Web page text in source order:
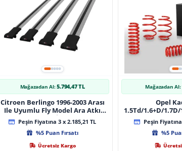
Mağazadan Al: 5.794,47 TL
Citroen Berlingo 1996-2003 Arası
Ile Uyumlu Fly Model Ara Atkı
Tavan Barı Gri̇ 4 Adet Bar
Peşin Fiyatına 3 x 2.185,21 TL
%5 Puan Fırsatı
Ücretsiz Kargo
Mağazadan Al:
Opel
1.5Td/1.6+D/1.7D/
08/1991
Peşin
%5